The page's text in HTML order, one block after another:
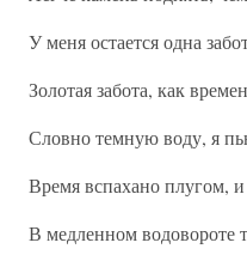
У меня остается одна
Золотая забота, как
Словно темную воду, я
Время вспахано плугом,
В медленном водовороте